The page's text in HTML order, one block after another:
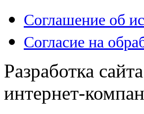
Соглашение об
Согласие на
Разработка
интернет-